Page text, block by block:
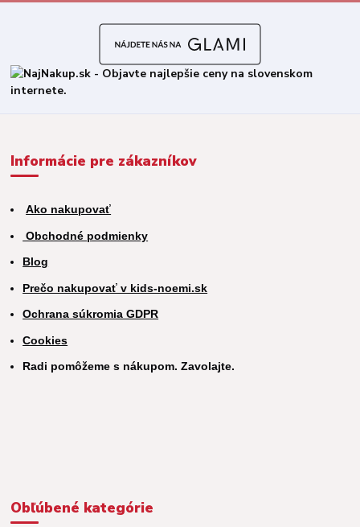
Informácie pre zákazníkov
Ako nakupovať
Obchodné podmienky
Blog
Prečo nakupovať v kids-noemi.sk
Ochrana súkromia GDPR
Cookies
Radi pomôžeme s nákupom. Zavolajte.
Obľúbené kategórie